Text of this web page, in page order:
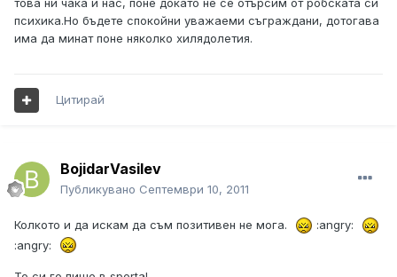
това ни чака и нас, поне докато не се отърсим от робската си
психика.Но бъдете спокойни уважаеми съграждани, дотогава
има да минат поне няколко хилядолетия.
Цитирай
BojidarVasilev
Публикувано Септември 10, 2011
Колкото и да искам да съм позитивен не мога.
:angry:
:angry: